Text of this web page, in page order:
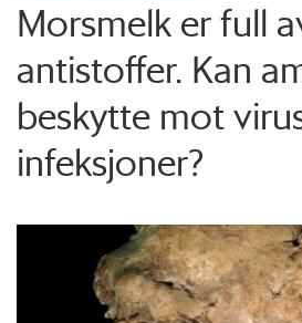
Morsmelk er full
antistoffer. Kan
beskytte mot
infeksjoner?